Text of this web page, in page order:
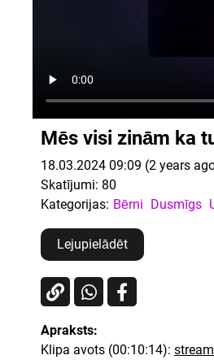
Mēs visi zinām ka
18.03.2024 09:09 (2 years
Skatījumi: 80
Kategorijas: Bērni Dusmīgs
Lejupielādēt
Apraksts:
Klipa avots (00:10:14):